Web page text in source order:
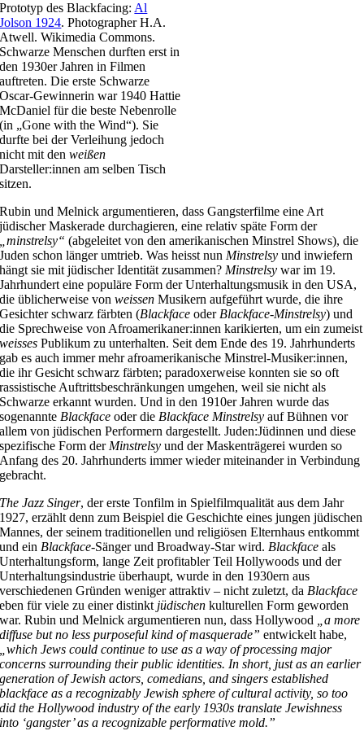
Prototyp des Blackfacing: Al
Jolson 1924. Photographer H.A.
Atwell. Wikimedia Commons.
Schwarze Menschen durften erst in
den 1930er Jahren in Filmen
auftreten. Die erste Schwarze
Oscar-Gewinnerin war 1940 Hattie
McDaniel für die beste Nebenrolle
(in „Gone with the Wind“). Sie
durfte bei der Verleihung jedoch
nicht mit denweißen
Darsteller:innen am selben Tisch
sitzen.
Rubin und Melnick argumentieren, dass Gangsterfilme eine Art
jüdischer Maskerade durchagieren, eine relativ späte Form der
„minstrelsy“ (abgeleitet von den amerikanischen Minstrel Shows), die
Juden schon länger umtrieb. Was heisst nun Minstrelsy und inwiefern
hängt sie mit jüdischer Identität zusammen? Minstrelsy war im 19.
Jahrhundert eine populäre Form der Unterhaltungsmusik in den USA,
die üblicherweise vonweissen Musikern aufgeführt wurde, die ihre
Gesichter schwarz färbten (Blackface oder Blackface-Minstrelsy) und
die Sprechweise von Afroamerikaner:innen karikierten, um ein zumeist
weisses Publikum zu unterhalten. Seit dem Ende des 19. Jahrhunderts
gab es auch immer mehr afroamerikanische Minstrel-Musiker:innen,
die ihr Gesicht schwarz färbten; paradoxerweise konnten sie so oft
rassistische Auftrittsbeschränkungen umgehen, weil sie nicht als
Schwarze erkannt wurden. Und in den 1910er Jahren wurde das
sogenannte Blackface oder die Blackface Minstrelsy auf Bühnen vor
allem von jüdischen Performern dargestellt. Juden:Jüdinnen und diese
spezifische Form der Minstrelsy und der Maskenträgerei wurden so
Anfang des 20. Jahrhunderts immer wieder miteinander in Verbindung
gebracht.
The Jazz Singer, der erste Tonfilm in Spielfilmqualität aus dem Jahr
1927, erzählt denn zum Beispiel die Geschichte eines jungen jüdischen
Mannes, der seinem traditionellen und religiösen Elternhaus entkommt
und ein Blackface-Sänger und Broadway-Star wird. Blackface als
Unterhaltungsform, lange Zeit profitabler Teil Hollywoods und der
Unterhaltungsindustrie überhaupt, wurde in den 1930ern aus
verschiedenen Gründen weniger attraktiv – nicht zuletzt, da Blackface
eben für viele zu einer distinkt jüdischen kulturellen Form geworden
war. Rubin und Melnick argumentieren nun, dass Hollywood
„a more
diffuse but no less purposeful kind of masquerade” entwickelt habe,
„which Jews could continue to use as a way of processing major
concerns surrounding their public identities. In short, just as an earlier
generation of Jewish actors, comedians, and singers established
blackface as a recognizably Jewish sphere of cultural activity, so too
did the Hollywood industry of the early 1930s translate Jewishness
into ‘gangster’ as a recognizable performative mold.”